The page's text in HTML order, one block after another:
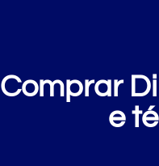
Comprar
e